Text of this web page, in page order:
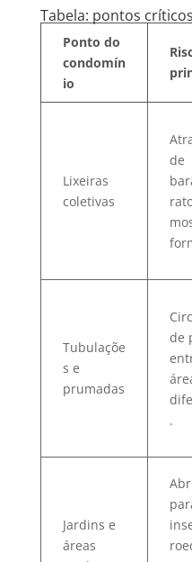
Tabela: pontos
Ponto do
condomín
io
Lixeiras
coletivas
de
Tubulaçõe
s e
prumadas
de
.
Jardins e
áreas